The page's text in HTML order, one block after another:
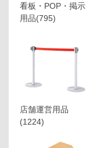
看板・POP・掲示
用品(795)
店舗運営用品
(1224)